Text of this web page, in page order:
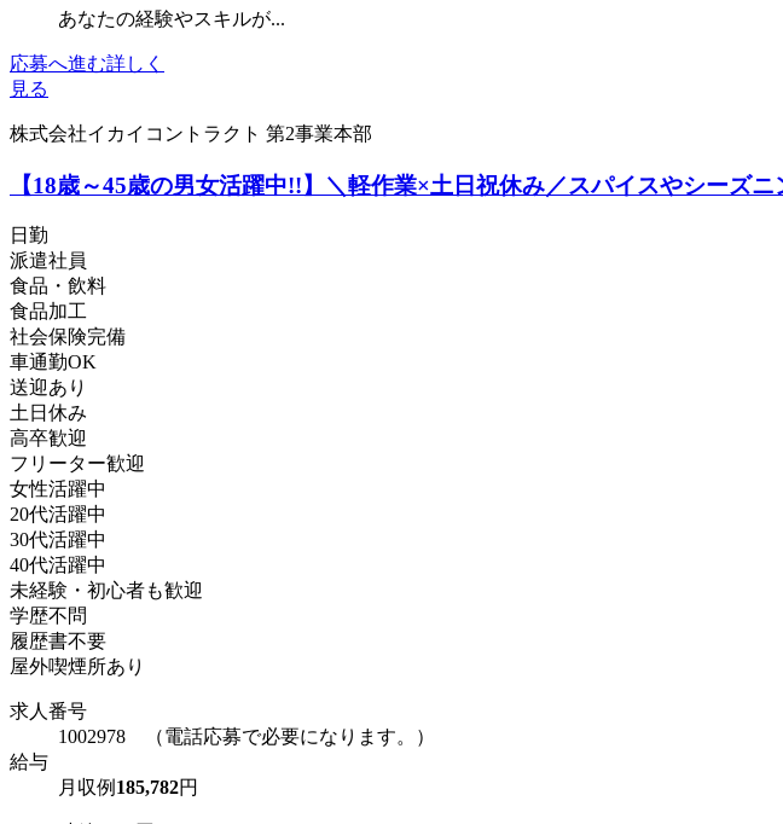
あなたの経験やスキルが...
応募へ進む詳しく
見る
株式会社イカイコントラクト 第2事業本部
【18歳～45歳の男女活躍中!!】＼軽作業×土日祝休み／スパイスやシーズ
日勤
派遣社員
食品・飲料
食品加工
社会保険完備
車通勤OK
送迎あり
土日休み
高卒歓迎
フリーター歓迎
女性活躍中
20代活躍中
30代活躍中
40代活躍中
未経験・初心者も歓迎
学歴不問
履歴書不要
屋外喫煙所あり
求人番号
1002978 （電話応募で必要になります。）
給与
月収例 185,782円